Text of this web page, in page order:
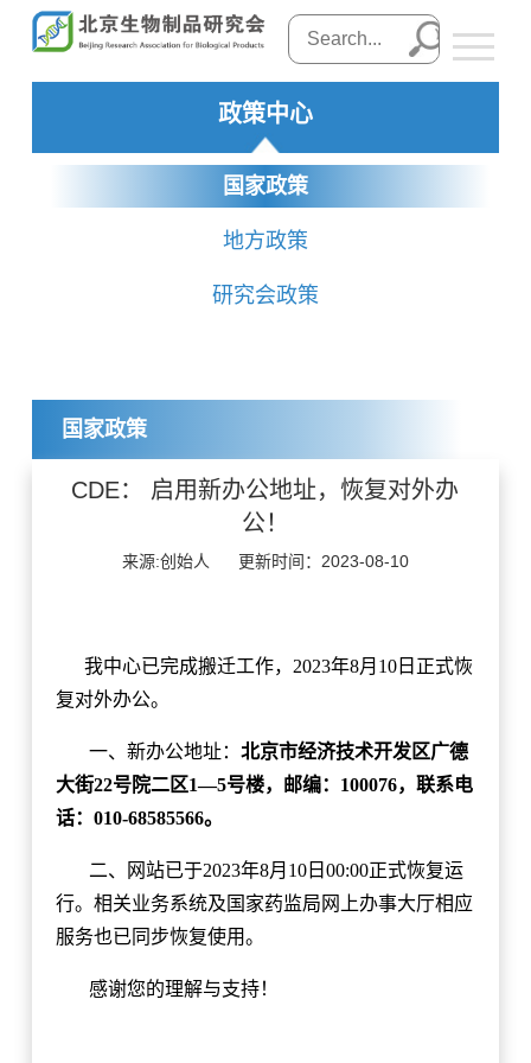
政策中心
国家政策
地方政策
研究会政策
国家政策
CDE： 启用新办公地址，恢复对外办
公！
来源:创始人 更新时间：2023-08-10
我中心已完成搬迁工作，2023年8月10日正式恢
复对外办公。
一、新办公地址： 北京市经济技术开发区广德
大街22号院二区1—5号楼，邮编：100076，联系电
话：010-68585566。
二、网站已于2023年8月10日00:00正式恢复运
行。相关业务系统及国家药监局网上办事大厅相应
服务也已同步恢复使用。
感谢您的理解与支持！